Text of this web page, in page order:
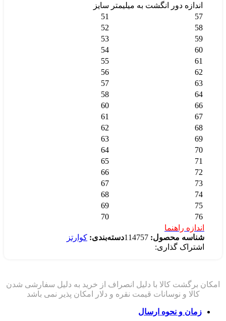
اندازه دور انگشت به میلیمتر سایز
57
51
58
52
59
53
60
54
61
55
62
56
63
57
64
58
66
60
67
61
68
62
69
63
70
64
71
65
72
66
73
67
74
68
75
69
76
70
اندازه راهنما
شناسه محصول: 114757دسته‌بندی: کوارتز
اشتراک گذاری:
زمان و نحوه ارسال